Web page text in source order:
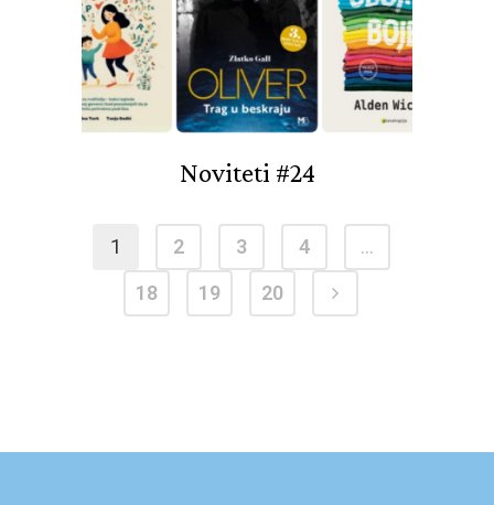
Noviteti #24
1 2 3 4
…
18
19 20